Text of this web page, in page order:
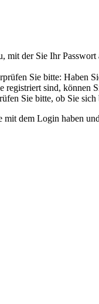
der Sie Ihr Passwort
Sie bitte: Haben
registriert sind,
Sie bitte, ob Sie
dem Login haben